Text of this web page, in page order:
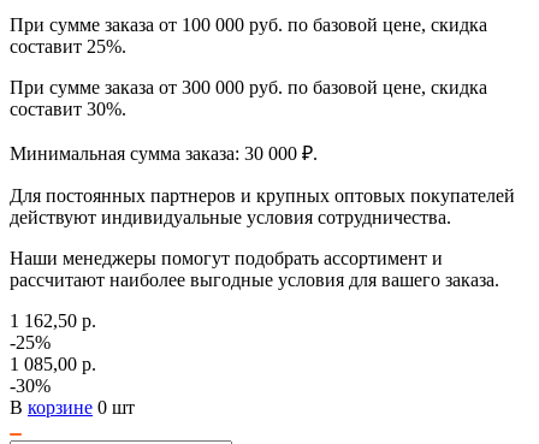
При сумме заказа от 100 000 руб. по базовой цене, скидка
составит 25%.
При сумме заказа от 300 000 руб. по базовой цене, скидка
составит 30%.
Минимальная сумма заказа: 30 000 ₽.
Для постоянных партнеров и крупных оптовых покупателей
действуют индивидуальные условия сотрудничества.
Наши менеджеры помогут подобрать ассортимент и
рассчитают наиболее выгодные условия для вашего заказа.
1 162,50 р.
-25%
1 085,00 р.
-30%
В корзине 0 шт